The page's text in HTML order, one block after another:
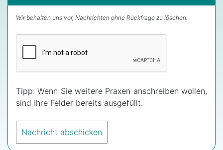
Wir behalten uns vor, Nachrichten ohne Rückfrage zu löschen.
Tipp: Wenn Sie weitere Praxen anschreiben wollen,
sind Ihre Felder bereits ausgefüllt.
Nachricht abschicken